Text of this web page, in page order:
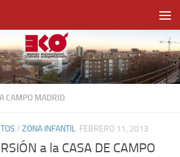
CAMPO MADRID
/ ZONA INFANTIL FEBRERO 11, 2013
a la CASA DE CAMPO